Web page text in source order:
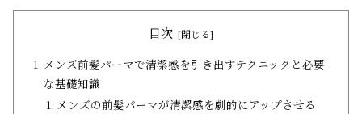
目次
メンズ前髪パーマで清潔感を引き出すテクニックと必要
な基礎知識
メンズの前髪パーマが清潔感を劇的にアップさせる